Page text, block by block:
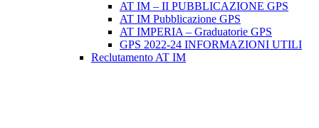
AT IM – II PUBBLICAZIONE GPS
AT IM Pubblicazione GPS
AT IMPERIA – Graduatorie GPS
GPS 2022-24 INFORMAZIONI UTILI
Reclutamento AT IM